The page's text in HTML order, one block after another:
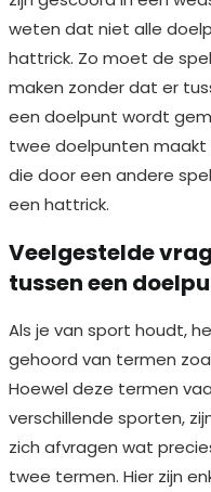
weten dat niet alle
hattrick. Zo moet de
maken zonder dat er
een doelpunt wordt
twee doelpunten
die door een andere
een hattrick.
Veelgestelde
tussen een
Als je van sport houdt,
gehoord van termen
Hoewel deze termen
verschillende sporten,
zich afvragen wat
twee termen. Hier zijn